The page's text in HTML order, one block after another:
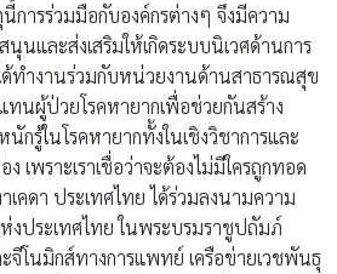
การร่วมมือกับองค์กรต่างๆ จึงมีความ
นและส่งเสริมให้เกิดระบบนิเวศด้านการ
ด้ทำงานร่วมกับหน่วยงานด้านสาธารณสุข
นผู้ป่วยโรคหายากเพื่อช่วยกันสร้าง
นักรู้ในโรคหายากทั้งในเชิงวิชาการและ
เพราะเราเชื่อว่าจะต้องไม่มีใครถูกทอด
คดา ประเทศไทย ได้ร่วมลงนามความ
ประเทศไทย ในพระบรมราชูปถัมภ์
จีโนมิกส์ทางการแพทย์ เครือข่ายเวชพันธุ